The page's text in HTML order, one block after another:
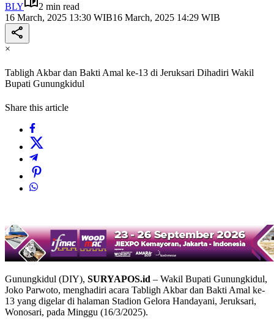
BLY
2 min read
16 March, 2025 13:30 WIB16 March, 2025 14:29 WIB
×
Tabligh Akbar dan Bakti Amal ke-13 di Jeruksari Dihadiri Wakil
Bupati Gunungkidul
Share this article
Gunungkidul (DIY), SURYAPOS.id – Wakil Bupati Gunungkidul,
Joko Parwoto, menghadiri acara Tabligh Akbar dan Bakti Amal ke-
13 yang digelar di halaman Stadion Gelora Handayani, Jeruksari,
Wonosari, pada Minggu (16/3/2025).